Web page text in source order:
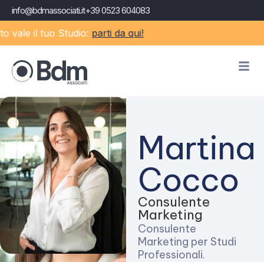
info@bdmassociati.it+39 0523 604083
vale il tuo Studio:parti da qui!
Martina
Cocco
Consulente
Marketing
Consulente
Marketing per Studi
Professionali.